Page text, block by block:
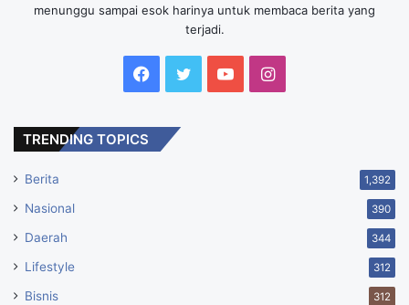
menunggu sampai esok harinya untuk membaca berita yang
terjadi.
Facebook
TwitterYouTubeInstagram
TRENDING TOPICS
Berita 1,392
Nasional 390
Daerah 344
Lifestyle 312
Bisnis 312